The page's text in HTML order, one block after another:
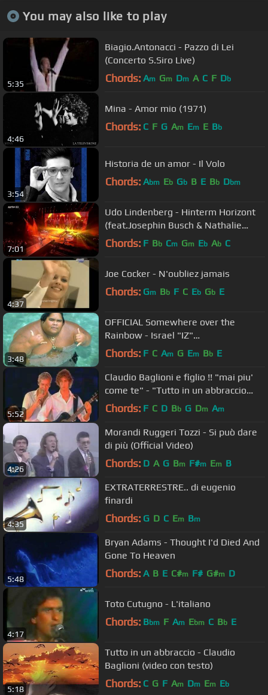
You may also like to play
5:35
Biagio.Antonacci - Pazzo di Lei
(Concerto S.Siro Live)
Chords: Am Gm Dm A C F Db
4:46
Mina - Amor mio (1971)
Chords: C F G Am Em E Bb
3:54
Historia de un amor - Il Volo
Chords: Abm Eb Gb B E Bb Dbm
7:01
Udo Lindenberg - Hinterm Horizont
(feat.Josephin Busch & Nathalie
Dorra)
Chords: F Bb Cm Gm Eb Ab C
4:37
Joe Cocker - N'oubliez jamais
Chords: Gm Bb F C Eb Gb E
3:48
OFFICIAL Somewhere over the
Rainbow - Israel "IZ"
Kamakawiwoʻole
Chords: F C Am G Em Bb E
5:52
Claudio Baglioni e figlio !! "mai piu'
come te" - "Tutto in un abbraccio
live"
Chords: F C D Bb G Dm Am
4:26
Morandi Ruggeri Tozzi - Si può dare
di più (Official Video)
Chords: D A G Bm F#m Em B
4:35
EXTRATERRESTRE.. di eugenio
finardi
Chords: G D C Em Bm
5:48
Bryan Adams - Thought I'd Died And
Gone To Heaven
Chords: A B E C#m F# G#m D
4:17
Toto Cutugno - L'italiano
Chords: Bbm F Am Ebm C Bb E
5:18
Tutto in un abbraccio - Claudio
Baglioni (video con testo)
Chords: C G F Am Dm Em Eb